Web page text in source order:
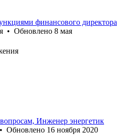
финансового директора
• Обновлено 8 мая
Инженер энергетик
• Обновлено 16 ноября 2020